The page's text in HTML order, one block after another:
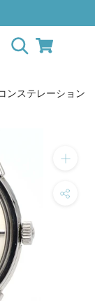
ンステレーション